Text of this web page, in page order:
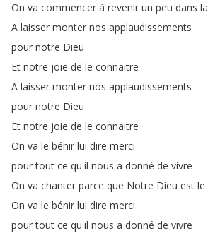
On va commencer à revenir un peu dans la
A laisser monter nos applaudissements
pour notre Dieu
Et notre joie de le connaitre
A laisser monter nos applaudissements
pour notre Dieu
Et notre joie de le connaitre
On va le bénir lui dire merci
pour tout ce qu'il nous a donné de vivre
On va chanter parce que Notre Dieu est le
On va le bénir lui dire merci
pour tout ce qu'il nous a donné de vivre